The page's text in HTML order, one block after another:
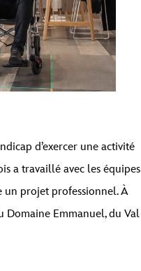
d’exercer une activité
a travaillé avec les équipes
un projet professionnel. À
Domaine Emmanuel, du Val